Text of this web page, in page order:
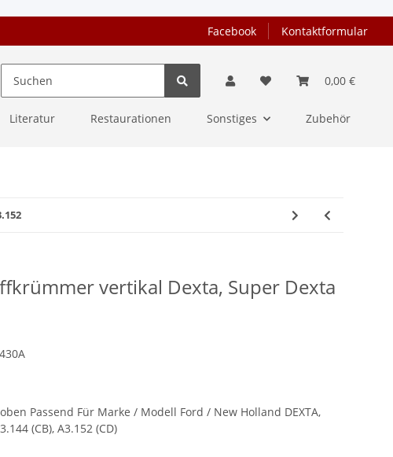
Facebook Kontaktformular
0,00 €
Literatur Restaurationen Sonstiges Zubehör
vertikal Dexta, Super Dexta
Passend Für Marke / Modell Ford / New Holland DEXTA,
(CB), A3.152 (CD)